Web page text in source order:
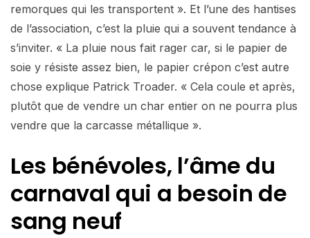
remorques qui les transportent ». Et l’une des hantises
de l’association, c’est la pluie qui a souvent tendance à
s’inviter. « La pluie nous fait rager car, si le papier de
soie y résiste assez bien, le papier crépon c’est autre
chose explique Patrick Troader. « Cela coule et après,
plutôt que de vendre un char entier on ne pourra plus
vendre que la carcasse métallique ».
Les bénévoles, l’âme du
carnaval qui a besoin de
sang neuf